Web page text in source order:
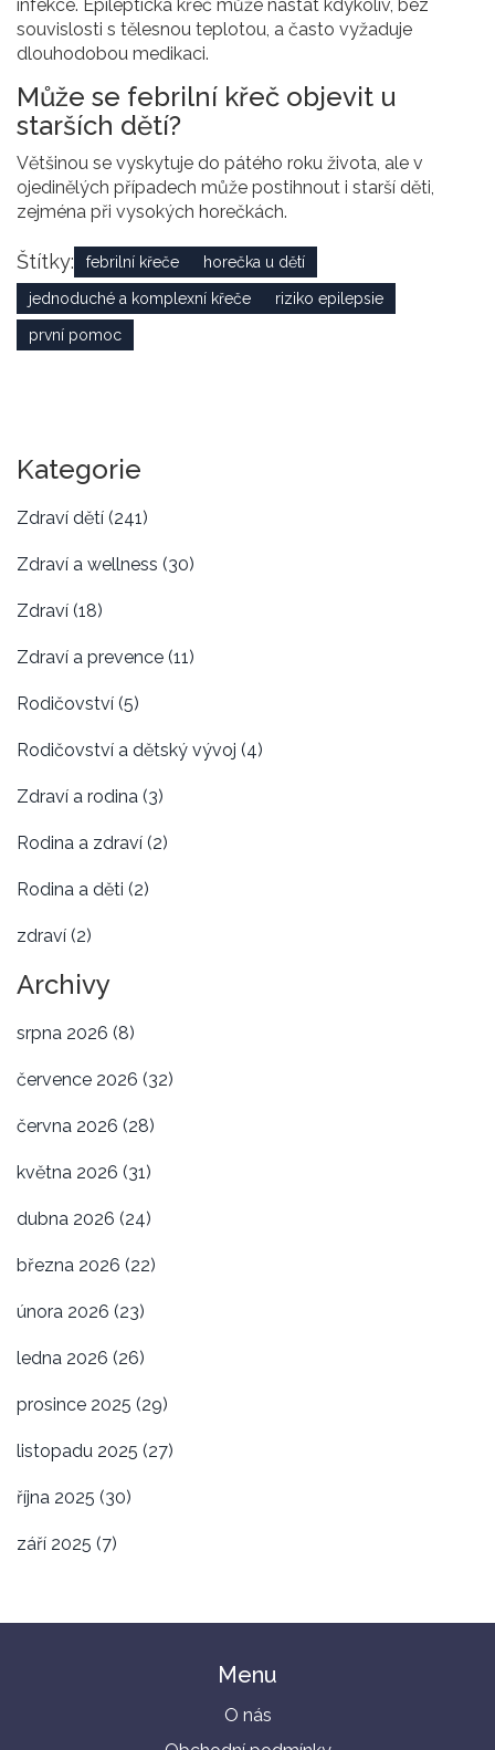
infekce. Epileptická křeč může nastat kdykoliv, bez
souvislosti s tělesnou teplotou, a často vyžaduje
dlouhodobou medikaci.
Může se febrilní křeč objevit u
starších dětí?
Většinou se vyskytuje do pátého roku života, ale v
ojedinělých případech může postihnout i starší děti,
zejména při vysokých horečkách.
Štítky: febrilní křeče horečka u dětí
jednoduché a komplexní křeče riziko epilepsie
první pomoc
Kategorie
Zdraví dětí (241)
Zdraví a wellness (30)
Zdraví (18)
Zdraví a prevence (11)
Rodičovství (5)
Rodičovství a dětský vývoj (4)
Zdraví a rodina (3)
Rodina a zdraví (2)
Rodina a děti (2)
zdraví (2)
Archivy
srpna 2026 (8)
července 2026 (32)
června 2026 (28)
května 2026 (31)
dubna 2026 (24)
března 2026 (22)
února 2026 (23)
ledna 2026 (26)
prosince 2025 (29)
listopadu 2025 (27)
října 2025 (30)
září 2025 (7)
Menu
O nás